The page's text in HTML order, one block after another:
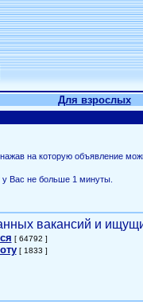
Для взрослых
на которую объявление
у Вас не больше 1 минуты.
вакансий и
[ 64792 ]
[ 1833 ]